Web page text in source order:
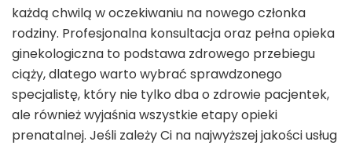
każdą chwilą w oczekiwaniu na nowego członka
rodziny. Profesjonalna konsultacja oraz pełna opieka
ginekologiczna to podstawa zdrowego przebiegu
ciąży, dlatego warto wybrać sprawdzonego
specjalistę, który nie tylko dba o zdrowie pacjentek,
ale również wyjaśnia wszystkie etapy opieki
prenatalnej. Jeśli zależy Ci na najwyższej jakości usług